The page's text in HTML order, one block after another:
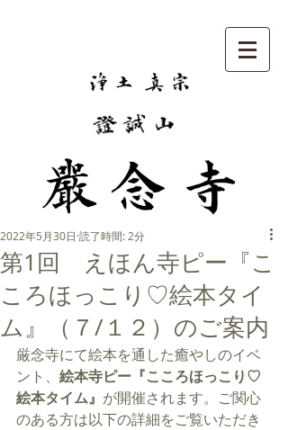
第1回 えほん寺ピー『こ
ころほっこり♡絵本タイ
ム』（７/１２）のご案内
2022年5月30日 読了時間: 2分
厳念寺にて絵本を通した癒やしのイベ
ント、 絵本寺ピー『こころほっこり♡
絵本タイム』 が開催されます。ご関心
のある方は以下の詳細をご覧いただき